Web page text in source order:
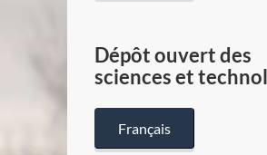
Dépôt ouvert des
sciences et
Français